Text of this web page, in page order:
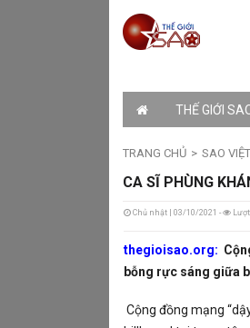
THẾ GIỚI
TRANG CHỦ SAO VIỆT
CA SĨ PHÙNG
Chủ nhật | 03/10/2021 -
thegioisao.org:
bỗng rực sáng giữa
Cộng đồng mạng